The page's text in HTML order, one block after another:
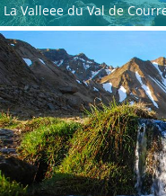
La Valleee du Val de